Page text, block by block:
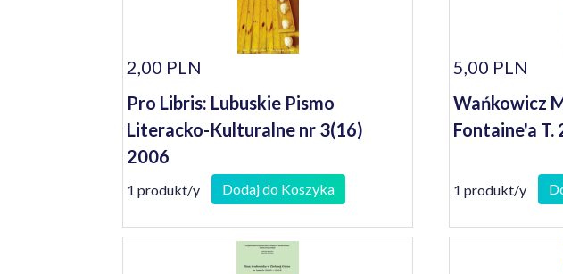
2,00 PLN
Pro Libris: Lubuskie Pismo
Literacko-Kulturalne nr 3(16)
2006
1 produkt/y Dodaj do Koszyka
5,00 PLN
Wańkowicz
Fontaine'a T.
1 produkt/y